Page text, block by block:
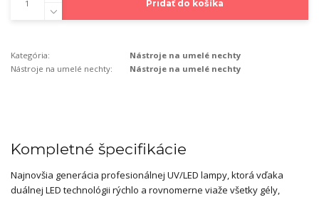
Pridať do košíka
Kategória:
Nástroje na umelé nechty
Nástroje na umelé nechty:
Nástroje na umelé nechty
Kompletné špecifikácie
Najnovšia generácia profesionálnej UV/LED lampy, ktorá vďaka
duálnej LED technológii rýchlo a rovnomerne viaže všetky gély,